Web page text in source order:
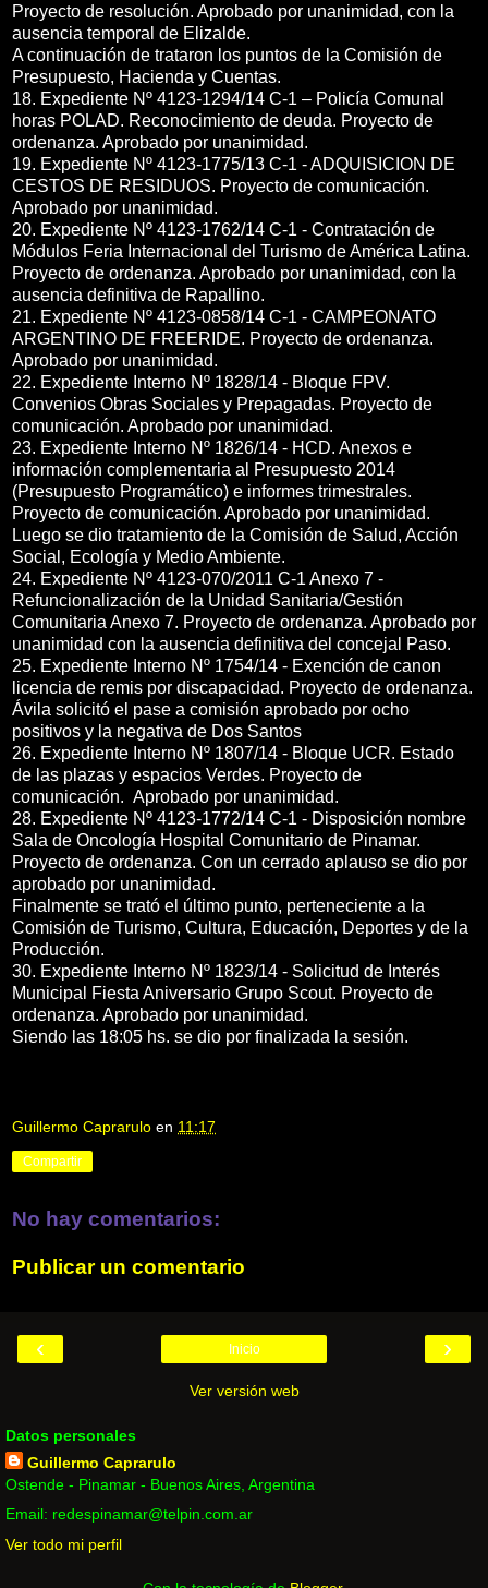
Proyecto de resolución. Aprobado por unanimidad, con la
ausencia temporal de Elizalde.
A continuación de trataron los puntos de la Comisión de
Presupuesto, Hacienda y Cuentas.
18. Expediente Nº 4123-1294/14 C-1 – Policía Comunal
horas POLAD. Reconocimiento de deuda. Proyecto de
ordenanza. Aprobado por unanimidad.
19. Expediente Nº 4123-1775/13 C-1 - ADQUISICION DE
CESTOS DE RESIDUOS. Proyecto de comunicación.
Aprobado por unanimidad.
20. Expediente Nº 4123-1762/14 C-1 - Contratación de
Módulos Feria Internacional del Turismo de América Latina.
Proyecto de ordenanza. Aprobado por unanimidad, con la
ausencia definitiva de Rapallino.
21. Expediente Nº 4123-0858/14 C-1 - CAMPEONATO
ARGENTINO DE FREERIDE. Proyecto de ordenanza.
Aprobado por unanimidad.
22. Expediente Interno Nº 1828/14 - Bloque FPV.
Convenios Obras Sociales y Prepagadas. Proyecto de
comunicación. Aprobado por unanimidad.
23. Expediente Interno Nº 1826/14 - HCD. Anexos e
información complementaria al Presupuesto 2014
(Presupuesto Programático) e informes trimestrales.
Proyecto de comunicación. Aprobado por unanimidad.
Luego se dio tratamiento de la Comisión de Salud, Acción
Social, Ecología y Medio Ambiente.
24. Expediente Nº 4123-070/2011 C-1 Anexo 7 -
Refuncionalización de la Unidad Sanitaria/Gestión
Comunitaria Anexo 7. Proyecto de ordenanza. Aprobado por
unanimidad con la ausencia definitiva del concejal Paso.
25. Expediente Interno Nº 1754/14 - Exención de canon
licencia de remis por discapacidad. Proyecto de ordenanza.
Ávila solicitó el pase a comisión aprobado por ocho
positivos y la negativa de Dos Santos
26. Expediente Interno Nº 1807/14 - Bloque UCR. Estado
de las plazas y espacios Verdes. Proyecto de
comunicación. Aprobado por unanimidad.
28. Expediente Nº 4123-1772/14 C-1 - Disposición nombre
Sala de Oncología Hospital Comunitario de Pinamar.
Proyecto de ordenanza. Con un cerrado aplauso se dio por
aprobado por unanimidad.
Finalmente se trató el último punto, perteneciente a la
Comisión de Turismo, Cultura, Educación, Deportes y de la
Producción.
30. Expediente Interno Nº 1823/14 - Solicitud de Interés
Municipal Fiesta Aniversario Grupo Scout. Proyecto de
ordenanza. Aprobado por unanimidad.
Siendo las 18:05 hs. se dio por finalizada la sesión.
Guillermo Caprarulo en 11:17
Compartir
No hay comentarios:
Publicar un comentario
‹ ›
Inicio
Ver versión web
Datos personales
Guillermo Caprarulo
Ostende - Pinamar - Buenos Aires, Argentina
Email: redespinamar@telpin.com.ar
Ver todo mi perfil